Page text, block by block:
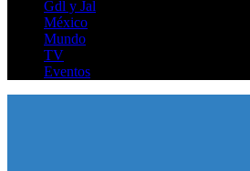
Gdl y Jal
México
Mundo
TV
Eventos